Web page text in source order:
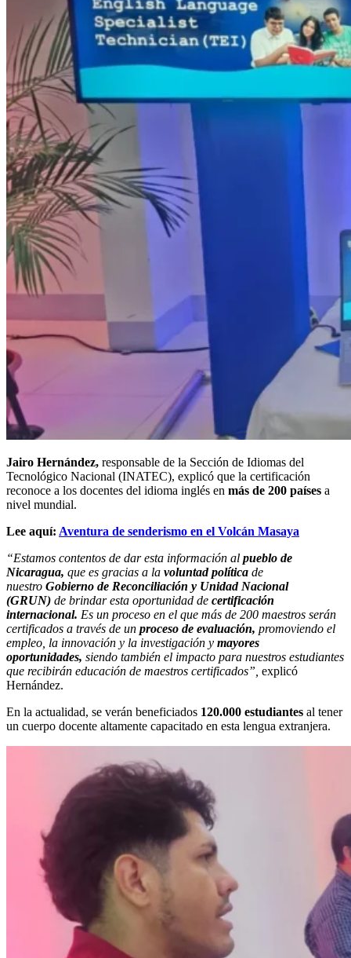
Jairo Hernández, responsable de la Sección de Idiomas del
Tecnológico Nacional (INATEC), explicó que la certificación
reconoce a los docentes del idioma inglés en más de 200 países a
nivel mundial.
Lee aquí: Aventura de senderismo en el Volcán Masaya
“Estamos contentos de dar esta información al pueblo de
Nicaragua, que es gracias a la voluntad política de
nuestro Gobierno de Reconciliación y Unidad Nacional
(GRUN) de brindar esta oportunidad de certificación
internacional. Es un proceso en el que más de 200 maestros serán
certificados a través de un proceso de evaluación, promoviendo el
empleo, la innovación y la investigación y mayores
oportunidades, siendo también el impacto para nuestros estudiantes
que recibirán educación de maestros certificados”, explicó
Hernández.
En la actualidad, se verán beneficiados 120.000 estudiantes al tener
un cuerpo docente altamente capacitado en esta lengua extranjera.